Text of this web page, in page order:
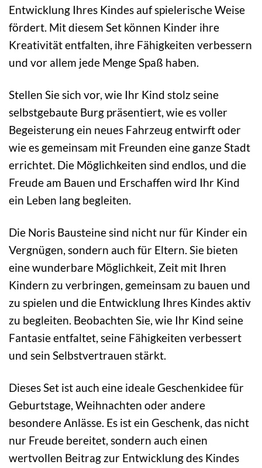
Entwicklung Ihres Kindes auf spielerische Weise
fördert. Mit diesem Set können Kinder ihre
Kreativität entfalten, ihre Fähigkeiten verbessern
und vor allem jede Menge Spaß haben.
Stellen Sie sich vor, wie Ihr Kind stolz seine
selbstgebaute Burg präsentiert, wie es voller
Begeisterung ein neues Fahrzeug entwirft oder
wie es gemeinsam mit Freunden eine ganze Stadt
errichtet. Die Möglichkeiten sind endlos, und die
Freude am Bauen und Erschaffen wird Ihr Kind
ein Leben lang begleiten.
Die Noris Bausteine sind nicht nur für Kinder ein
Vergnügen, sondern auch für Eltern. Sie bieten
eine wunderbare Möglichkeit, Zeit mit Ihren
Kindern zu verbringen, gemeinsam zu bauen und
zu spielen und die Entwicklung Ihres Kindes aktiv
zu begleiten. Beobachten Sie, wie Ihr Kind seine
Fantasie entfaltet, seine Fähigkeiten verbessert
und sein Selbstvertrauen stärkt.
Dieses Set ist auch eine ideale Geschenkidee für
Geburtstage, Weihnachten oder andere
besondere Anlässe. Es ist ein Geschenk, das nicht
nur Freude bereitet, sondern auch einen
wertvollen Beitrag zur Entwicklung des Kindes